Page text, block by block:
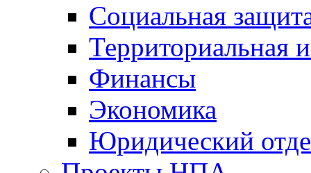
Социальная
Территориальная
Финансы
Экономика
Юридический